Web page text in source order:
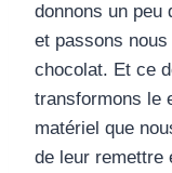
donnons un peu
et passons nous
chocolat. Et ce
transformons le
matériel que
de leur remettre